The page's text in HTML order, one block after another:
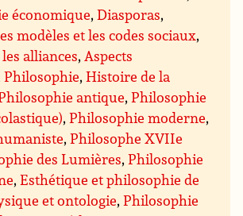
économique,Diasporas,
modèles et les codes sociaux,
alliances, Aspects
Philosophie,Histoire de la
antique,Philosophie
,Philosophie moderne,
,Philosophe XVIIe
des Lumières,Philosophie
,Esthétique et philosophie de
et ontologie,Philosophie